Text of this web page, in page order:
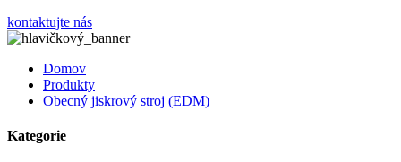
kontaktujte nás
Domov
Produkty
Obecný jiskrový stroj (EDM)
Kategorie